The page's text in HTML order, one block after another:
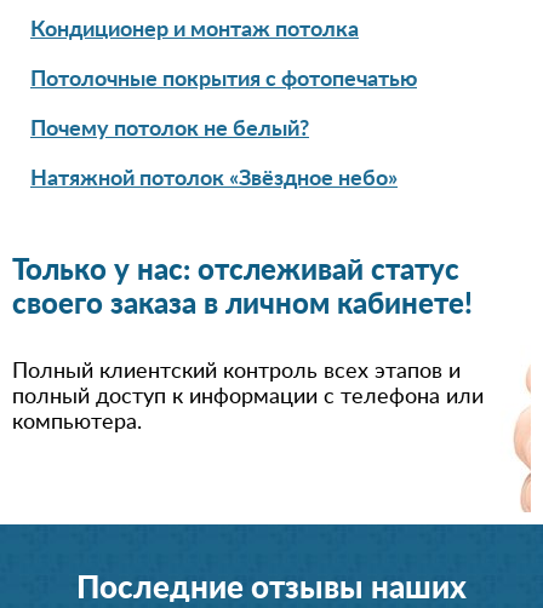
Кондиционер и монтаж потолка
Потолочные покрытия с фотопечатью
Почему потолок не белый?
Натяжной потолок «Звёздное небо»
Только у нас: отслеживай статус
своего заказа в личном кабинете!
Полный клиентский контроль всех этапов и
полный доступ к информации с телефона или
компьютера.
Последние отзывы наших